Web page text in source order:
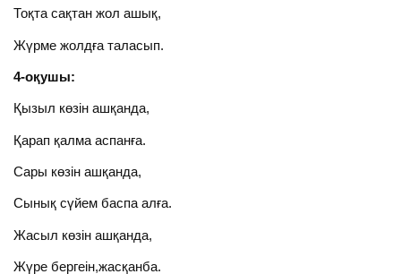
Тоқта сақтан жол ашық,
Жүрме жолдға таласып.
4-оқушы:
Қызыл көзін ашқанда,
Қарап қалма аспанға.
Сары көзін ашқанда,
Сынық сүйем баспа алға.
Жасыл көзін ашқанда,
Жүре бергеін,жасқанба.